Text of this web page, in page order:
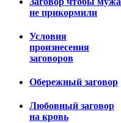
не прикормили
Условия
произнесения
заговоров
Обережный заговор
Любовный заговор
на кровь